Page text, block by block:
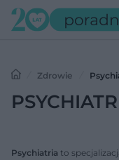
Zdrowie
Psychiatria to